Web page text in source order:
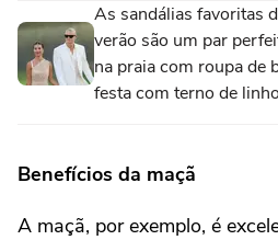
As sandálias favoritas
verão são um par
na praia com roupa de
festa com terno de linho
Benefícios da maçã
A maçã, por exemplo, é